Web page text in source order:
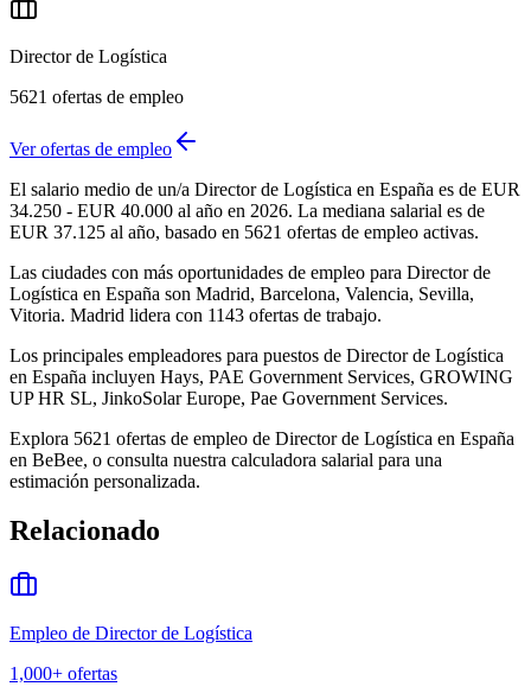
Director de Logística
5621 ofertas de empleo
Ver ofertas de empleo
El salario medio de un/a Director de Logística en España es de EUR
34.250 - EUR 40.000 al año en 2026. La mediana salarial es de
EUR 37.125 al año, basado en 5621 ofertas de empleo activas.
Las ciudades con más oportunidades de empleo para Director de
Logística en España son Madrid, Barcelona, Valencia, Sevilla,
Vitoria. Madrid lidera con 1143 ofertas de trabajo.
Los principales empleadores para puestos de Director de Logística
en España incluyen Hays, PAE Government Services, GROWING
UP HR SL, JinkoSolar Europe, Pae Government Services.
Explora 5621 ofertas de empleo de Director de Logística en España
en BeBee, o consulta nuestra calculadora salarial para una
estimación personalizada.
Relacionado
Empleo de Director de Logística
1,000+ ofertas